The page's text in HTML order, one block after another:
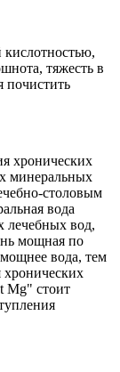
тяжесть в
почистить
хронических
минеральных
столовым
вода
лечебных вод,
мощная по
вода, тем
Mg" стоит